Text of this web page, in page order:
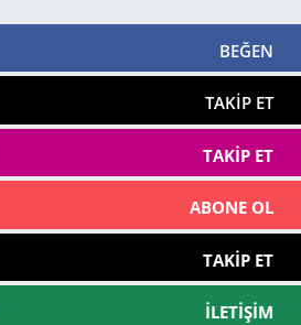
BEĞEN
TAKIP ET
TAKIP ET
ABONE OL
TAKIP ET
İLETIŞIM